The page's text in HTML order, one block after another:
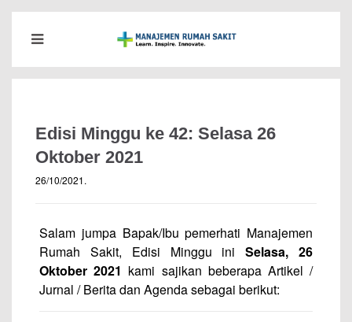
Edisi Minggu ke 42: Selasa 26
Oktober 2021
26/10/2021.
Salam jumpa Bapak/Ibu pemerhati Manajemen
Rumah Sakit, Edisi Minggu iniSelasa, 26
Oktober 2021 kami sajikan beberapa Artikel /
Jurnal / Berita dan Agenda sebagai berikut: